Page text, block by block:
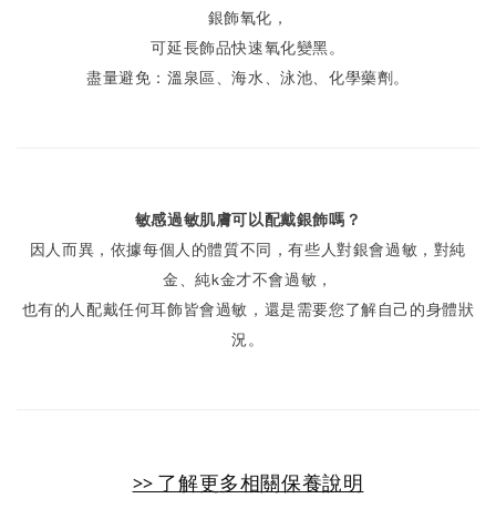
銀飾氧化，
可延長飾品快速氧化變黑。
盡量避免：溫泉區、海水、泳池、化學藥劑。
敏感過敏肌膚可以配戴銀飾嗎？
因人而異，依據每個人的體質不同，有些人對銀會過敏，對純
金、純k金才不會過敏，
也有的人配戴任何耳飾皆會過敏，還是需要您了解自己的身體狀
況。
>> 了解更多相關保養說明